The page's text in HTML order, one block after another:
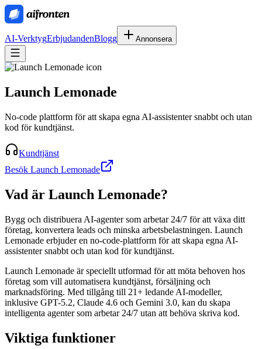
AI-VerktygErbjudandenBlogg Annonsera
Launch Lemonade
No-code plattform för att skapa egna AI-assistenter snabbt och utan
kod för kundtjänst.
Kundtjänst
Besök Launch Lemonade
Vad är Launch Lemonade?
Bygg och distribuera AI-agenter som arbetar 24/7 för att växa ditt
företag, konvertera leads och minska arbetsbelastningen. Launch
Lemonade erbjuder en no-code-plattform för att skapa egna AI-
assistenter snabbt och utan kod för kundtjänst.
Launch Lemonade är speciellt utformad för att möta behoven hos
företag som vill automatisera kundtjänst, försäljning och
marknadsföring. Med tillgång till 21+ ledande AI-modeller,
inklusive GPT-5.2, Claude 4.6 och Gemini 3.0, kan du skapa
intelligenta agenter som arbetar 24/7 utan att behöva skriva kod.
Viktiga funktioner